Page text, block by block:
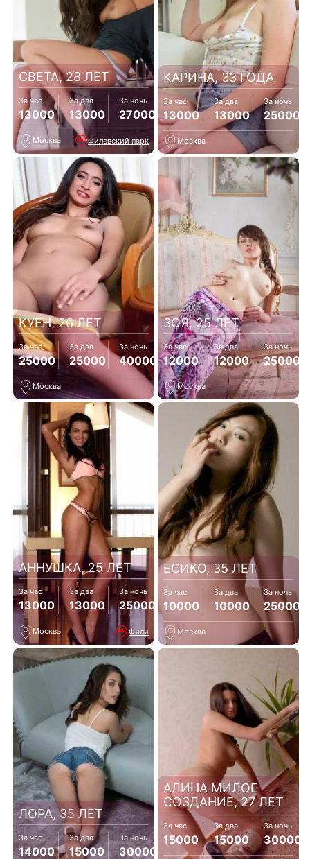
СВЕТА, 28 ЛЕТ
За час
13000
За два
13000
За ночь
27000
Москва Филевский парк
КАРИНА, 33 ГОДА
За час
13000
За два
13000
За ночь
25000
Москва
КУЕН, 26 ЛЕТ
За час
25000
За два
25000
За ночь
40000
Москва
ЗОЯ, 25 ЛЕТ
За час
12000
За два
12000
За ночь
25000
Москва
АННУШКА, 25 ЛЕТ
За час
13000
За два
13000
За ночь
25000
Москва Фили
ЕСИКО, 35 ЛЕТ
За час
10000
За два
10000
За ночь
25000
Москва
ЛОРА, 35 ЛЕТ
За час
14000
За два
15000
За ночь
30000
АЛИНА МИЛОЕ
СОЗДАНИЕ, 27 ЛЕТ
За час
15000
За два
15000
За ночь
30000